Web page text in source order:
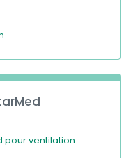
pour ventilation